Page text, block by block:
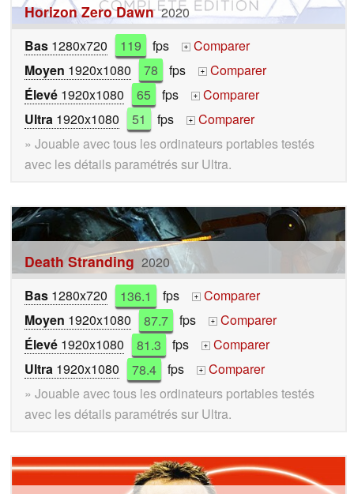
Horizon Zero Dawn 2020
Bas 1280x720 119 fps +
Comparer
Moyen 1920x1080 78 fps +
Comparer
Élevé 1920x1080 65 fps +
Comparer
Ultra 1920x1080 51 fps +
Comparer
» Jouable avec tous les ordinateurs portables testés
avec les détails paramétrés sur Ultra.
Death Stranding 2020
Bas 1280x720 136.1 fps +
Comparer
Moyen 1920x1080 87.7 fps +
Comparer
Élevé 1920x1080 81.3 fps +
Comparer
Ultra 1920x1080 78.4 fps +
Comparer
» Jouable avec tous les ordinateurs portables testés
avec les détails paramétrés sur Ultra.